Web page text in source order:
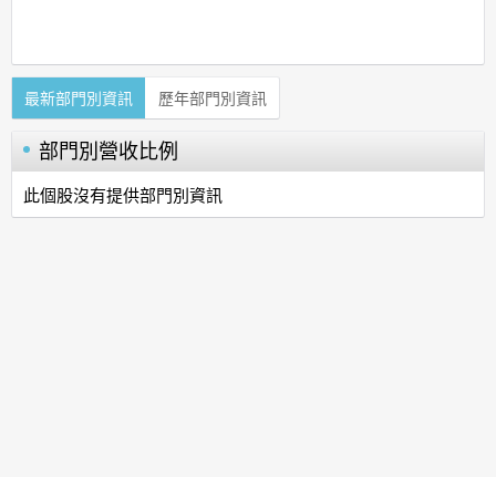
最新部門別資訊 歷年部門別資訊
部門別營收比例
此個股沒有提供部門別資訊